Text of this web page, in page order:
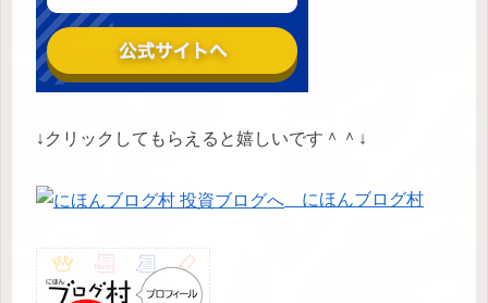
↓クリックしてもらえると嬉しいです＾＾↓
にほんブログ村